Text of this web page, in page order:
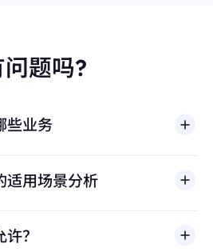
问题吗?
些业务
适用场景分析
？